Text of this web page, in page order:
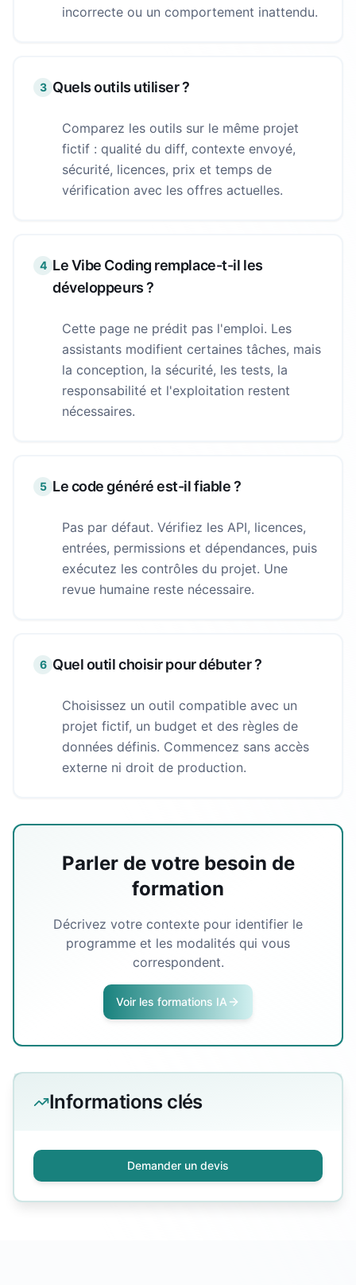
incorrecte ou un comportement inattendu.
3 Quels outils utiliser ?
Comparez les outils sur le même projet
fictif : qualité du diff, contexte envoyé,
sécurité, licences, prix et temps de
vérification avec les offres actuelles.
4 Le Vibe Coding remplace-t-il les
développeurs ?
Cette page ne prédit pas l'emploi. Les
assistants modifient certaines tâches, mais
la conception, la sécurité, les tests, la
responsabilité et l'exploitation restent
nécessaires.
5 Le code généré est-il fiable ?
Pas par défaut. Vérifiez les API, licences,
entrées, permissions et dépendances, puis
exécutez les contrôles du projet. Une
revue humaine reste nécessaire.
6 Quel outil choisir pour débuter ?
Choisissez un outil compatible avec un
projet fictif, un budget et des règles de
données définis. Commencez sans accès
externe ni droit de production.
Parler de votre besoin de
formation
Décrivez votre contexte pour identifier le
programme et les modalités qui vous
correspondent.
Voir les formations IA
Informations clés
Demander un devis